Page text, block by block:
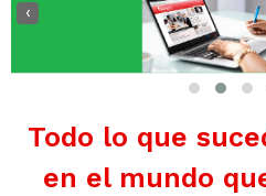
‹
Todo lo que
en el mundo